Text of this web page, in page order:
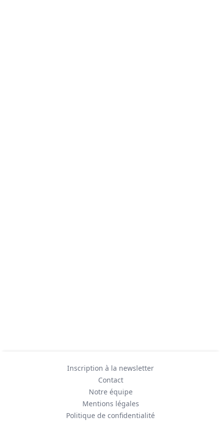
Inscription à la newsletter
Contact
Notre équipe
Mentions légales
Politique de confidentialité